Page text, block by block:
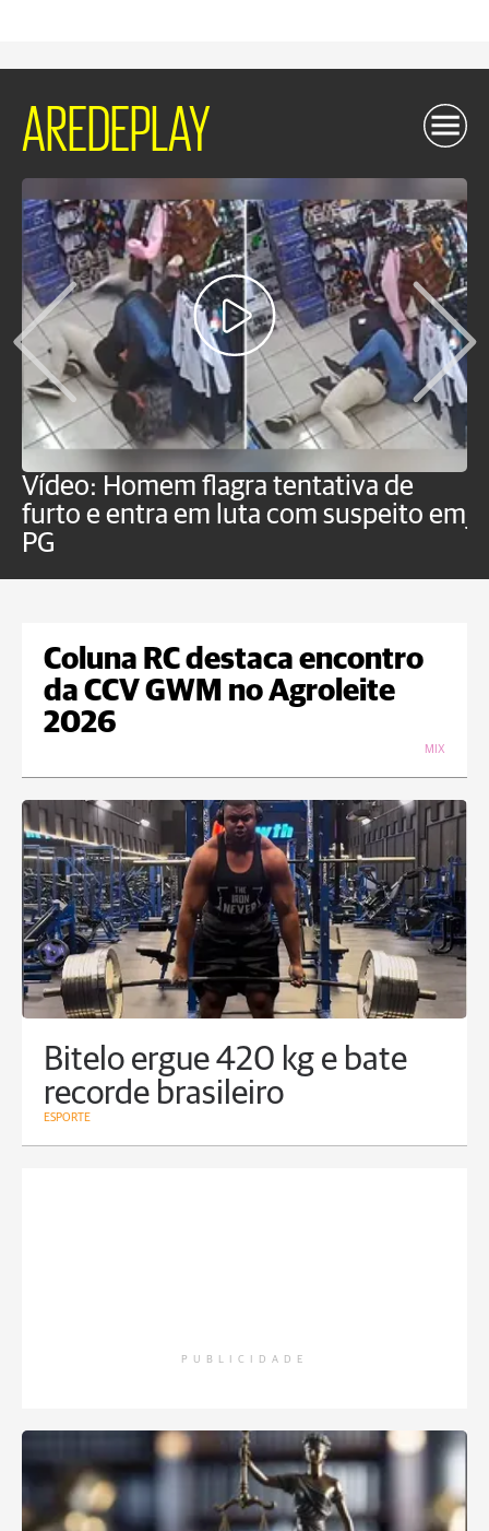
AREDEPLAY
Vídeo: Homem flagra tentativa de
furto e entra em luta com suspeito em
PG
Coluna RC destaca encontro
da CCV GWM no Agroleite
2026
MIX
Bitelo ergue 420 kg e bate
recorde brasileiro
ESPORTE
PUBLICIDADE